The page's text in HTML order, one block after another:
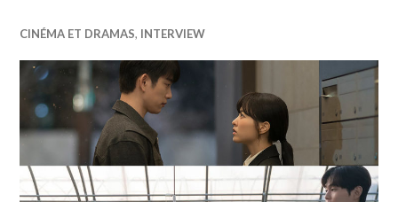
CINÉMA ET DRAMAS, INTERVIEW